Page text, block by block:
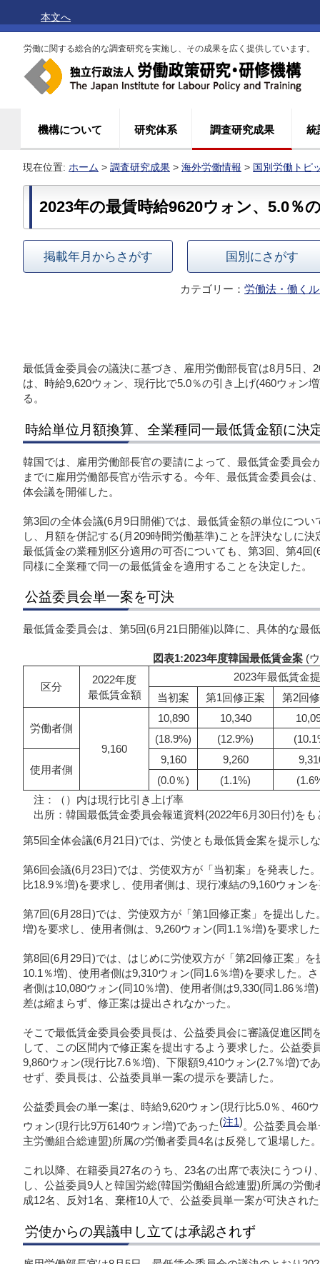
本文へ
労働に関する総合的な調査研究を実施し、その成果を広く提供しています。
機構について 研究体系 調査研究成果 統
現在位置: ホーム > 調査研究成果 > 海外労働情報 > 国別労働トピ
2023年の最賃時給9620ウォン、5.0％
掲載年月からさがす 国別にさがす
カテゴリー： 労働法・働く
最低賃金委員会の議決に基づき、雇用労働部長官は8月5日、
は、時給9,620ウォン、現行比で5.0％の引き上げ(460ウォン
る。
時給単位月額換算、全業種同一最低賃金額に決
韓国では、雇用労働部長官の要請によって、最低賃金委員会
までに雇用労働部長官が告示する。今年、最低賃金委員会は
体会議を開催した。
第3回の全体会議(6月9日開催)では、最低賃金額の単位につ
し、月額を併記する(月209時間労働基準)ことを評決なしに決
最低賃金の業種別区分適用の可否についても、第3回、第4回
同様に全業種で同一の最低賃金を適用することを決定した。
公益委員会単一案を可決
最低賃金委員会は、第5回(6月21日開催)以降に、具体的な最
図表1:2023年度韓国最低賃金案 (
区分
2022年度
最低賃金額
2023年最低賃金
当初案
第1回修正案 第2回
労働者側
9,160
10,890 10,340
(18.9%)
(12.9%)
使用者側
9,160 9,260
(0.0％)
(1.1%)
注：（）内は現行比引き上げ率
出所：韓国最低賃金委員会報道資料(2022年6月30日付)をも
第5回全体会議(6月21日)では、労使とも最低賃金案を提示し
第6回会議(6月23日)では、労使双方が「当初案」を発表した
比18.9％増)を要求し、使用者側は、現行凍結の9,160ウォン
第7回(6月28日)では、労使双方が「第1回修正案」を提出し
増)を要求し、使用者側は、9,260ウォン(同1.1％増)を要求し
第8回(6月29日)では、はじめに労使双方が「第2回修正案」
10.1％増)、使用者側は9,310ウォン(同1.6％増)を要求した。
者側は10,080ウォン(同10％増)、使用者側は9,330(同1.86％
差は縮まらず、修正案は提出されなかった。
そこで最低賃金委員会委員長は、公益委員会に審議促進区間
して、この区間内で修正案を提出するよう要求した。公益委
9,860ウォン(現行比7.6％増)、下限額9,410ウォン(2.7％増)で
せず、委員長は、公益委員単一案の提示を要請した。
公益委員会の単一案は、時給9,620ウォン(現行比5.0％、460
ウォン(現行比9万6140ウォン増)であった(注1)。公益委員会
主労働組合総連盟)所属の労働者委員4名は反発して退場した
これ以降、在籍委員27名のうち、23名の出席で表決にうつ
し、公益委員9人と韓国労総(韓国労働組合総連盟)所属の労
成12名、反対1名、棄権10人で、公益委員単一案が可決され
労使からの異議申し立ては承認されず